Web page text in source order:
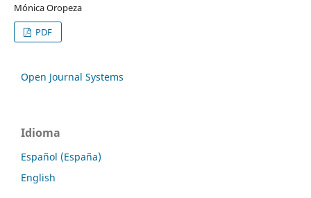
Mónica Oropeza
PDF
Open Journal Systems
Idioma
Español (España)
English